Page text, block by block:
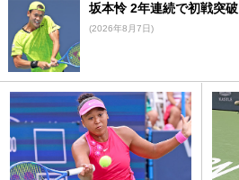
坂本怜 2年連続で初戦突破
(2026年8月7日)